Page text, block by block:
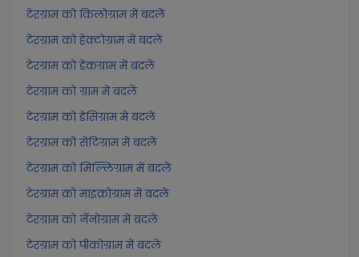
टेरग्राम को किलोग्राम में बदलें
टेरग्राम को हेक्टोग्राम में बदलें
टेरग्राम को डेकग्राम में बदलें
टेरग्राम को ग्राम में बदलें
टेरग्राम को डेसिग्राम में बदलें
टेरग्राम को सेंटिग्राम में बदलें
टेरग्राम को मिल्लिग्राम में बदलें
टेरग्राम को माइक्रोग्राम में बदलें
टेरग्राम को नॅनोग्राम में बदलें
टेरग्राम को पीकोग्राम में बदलें